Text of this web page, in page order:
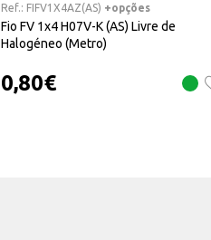
Ref.: FIFV1X4AZ(AS) +opções
Fio FV 1x4 H07V-K (AS) Livre de
Halogéneo (Metro)
0,80€